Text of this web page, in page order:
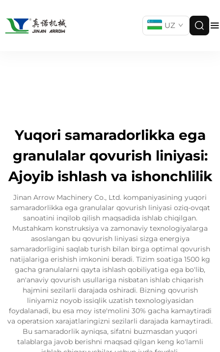
UZ
Yuqori samaradorlikka ega
granulalar qovurish liniyasi:
Ajoyib ishlash va ishonchlilik
Jinan Arrow Machinery Co., Ltd. kompaniyasining yuqori
samaradorlikka ega granulalar qovurish liniyasi oziq-ovqat
sanoatini inqilob qilish maqsadida ishlab chiqilgan.
Mustahkam konstruksiya va zamonaviy texnologiyalarga
asoslangan bu qovurish liniyasi sizga energiya
samaradorligini saqlab turish bilan birga optimal qovurish
natijalariga erishish imkonini beradi. Tizim soatiga 1500 kg
gacha granulalarni qayta ishlash qobiliyatiga ega bo'lib,
an'anaviy qovurish usullariga nisbatan ishlab chiqarish
hajmini sezilarli darajada oshiradi. Bizning qovurish
liniyamiz noyob issiqlik uzatish texnologiyasidan
foydalanadi, bu esa moy iste'molini 30% gacha kamaytiradi
va operatsion xarajatlaringizni sezilarli darajada kamaytiradi.
Bu samaradorlik ayniqsa, sifatni buzmasdan yuqori
talablarga javob berishni maqsad qilgan keng ko'lamli